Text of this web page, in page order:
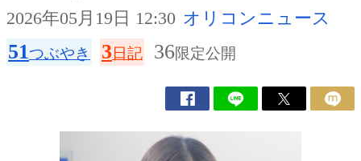
2026年05月19日 12:30 オリコンニュース
51つぶやき 3日記 36限定公開